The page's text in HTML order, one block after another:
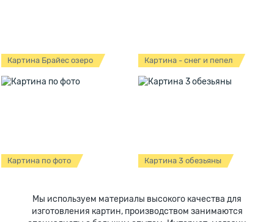
Картина Брайес озеро Картина - снег и пепел
Картина по фото Картина 3 обезьяны
Мы используем материалы высокого качества для
изготовления картин, производством занимаются